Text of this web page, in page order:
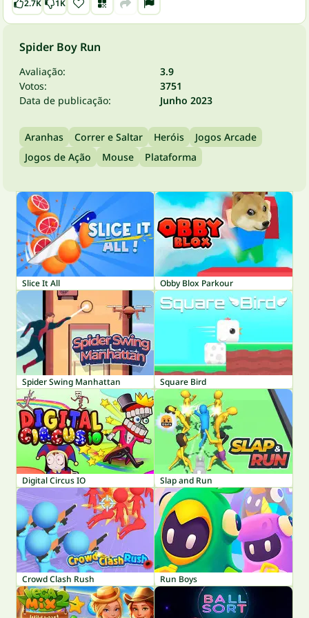
2.7K 1K
Spider Boy Run
Avaliação:
3.9
Votos:
3751
Data de publicação:
Junho 2023
Aranhas Correr e Saltar Heróis
Jogos Arcade
Jogos de Ação
Mouse Plataforma
Slice It All Obby Blox Parkour
Spider Swing Manhattan Square Bird
Digital Circus IO Slap and Run
Crowd Clash Rush Run Boys